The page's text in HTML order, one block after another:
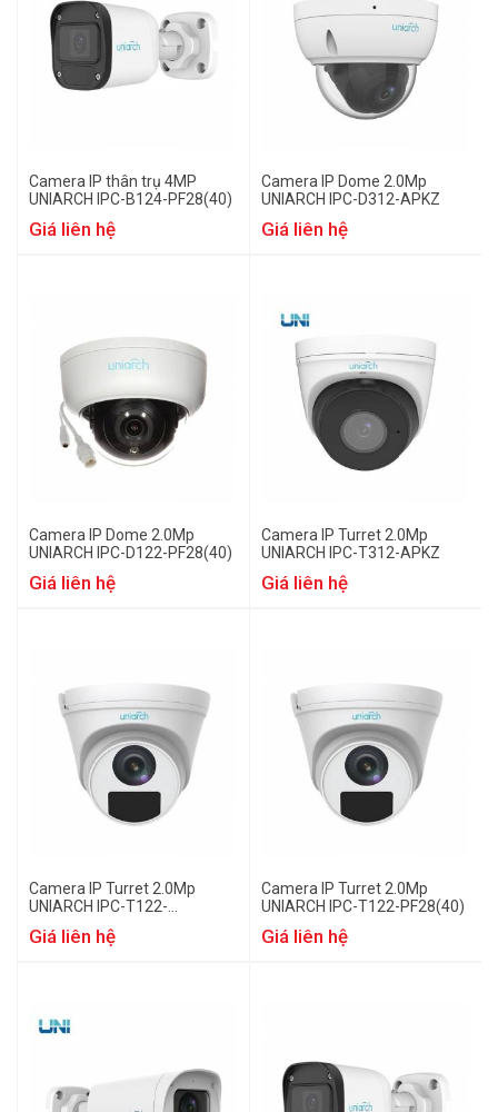
Camera IP thân trụ 4MP
UNIARCH IPC-B124-PF28(40)
Giá liên hệ
Camera IP Dome 2.0Mp
UNIARCH IPC-D312-APKZ
Giá liên hệ
Camera IP Dome 2.0Mp
UNIARCH IPC-D122-PF28(40)
Giá liên hệ
Camera IP Turret 2.0Mp
UNIARCH IPC-T312-APKZ
Giá liên hệ
Camera IP Turret 2.0Mp
UNIARCH IPC-T122-
Giá liên hệ
Camera IP Turret 2.0Mp
UNIARCH IPC-T122-PF28(40)
Giá liên hệ